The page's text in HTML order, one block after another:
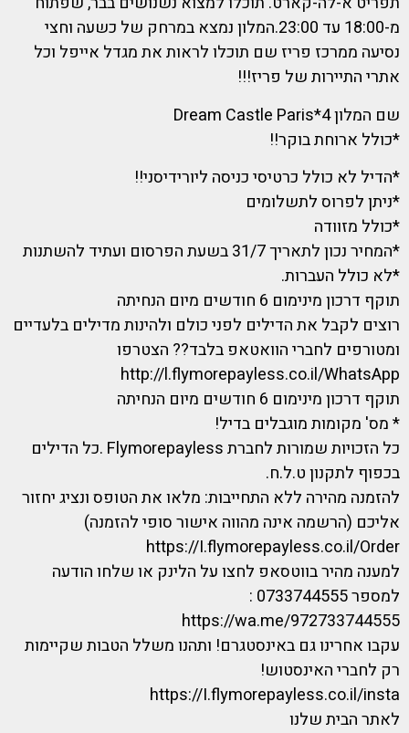
מ-18:00 עד 23:00.המלון נמצא במרחק של כשעה וחצי
נסיעה ממרכז פריז שם תוכלו לראות את מגדל אייפל וכל
אתרי התיירות של פריז!!!
שם המלון 4*Dream Castle Paris
*כולל ארוחת בוקר!!
*הדיל לא כולל כרטיסי כניסה ליורידיסני!!
*ניתן לפרוס לתשלומים
*כולל מזוודה
*המחיר נכון לתאריך 31/7 בשעת הפרסום ועתיד להשתנות
*לא כולל העברות.
תוקף דרכון מינימום 6 חודשים מיום הנחיתה
רוצים לקבל את הדילים לפני כולם ולהינות מדילים בלעדיים
ומטורפים לחברי הוואטאפ בלבד?? הצטרפו
http://l.flymorepayless.co.il/WhatsApp
תוקף דרכון מינימום 6 חודשים מיום הנחיתה
* מס' מקומות מוגבלים בדיל!
כל הזכויות שמורות לחברת Flymorepayless .כל הדילים
בכפוף לתקנון ט.ל.ח.
להזמנה מהירה ללא התחייבות: מלאו את הטופס ונציג יחזור
אליכם (הרשמה אינה מהווה אישור סופי להזמנה)
https://I.flymorepayless.co.il/Order
למענה מהיר בווטסאפ לחצו על הלינק או שלחו הודעה
למספר 0733744555 :
https://wa.me/972733744555
עקבו אחרינו גם באינסטגרם! ותהנו משלל הטבות שקיימות
רק לחברי האינסטוש!
https://I.flymorepayless.co.il/insta
לאתר הבית שלנו